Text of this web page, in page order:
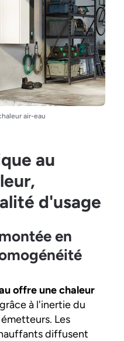
air-eau
au
d'usage
en
offre une chaleur
grâce à l'inertie du
Les
diffusent